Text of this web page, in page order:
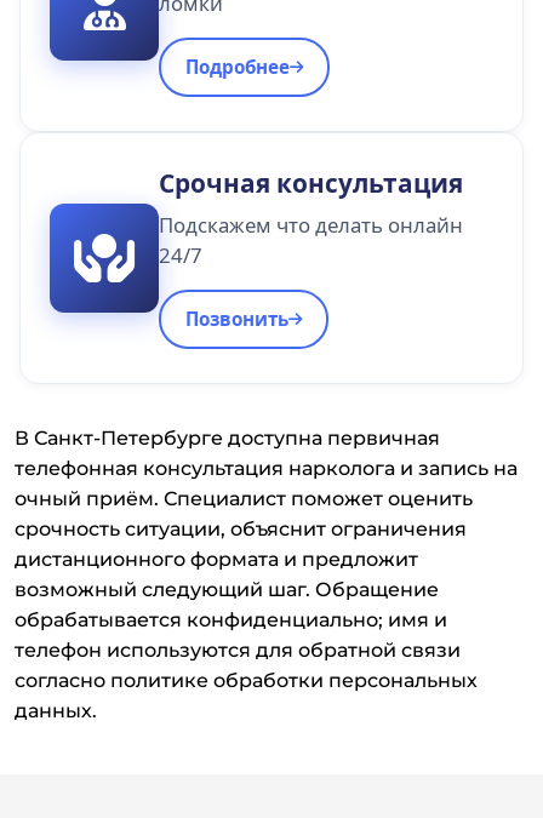
Подробнее
Срочная консультация
Подскажем что делать онлайн
24/7
Позвонить
В Санкт-Петербурге доступна первичная
телефонная консультация нарколога и запись на
очный приём. Специалист поможет оценить
срочность ситуации, объяснит ограничения
дистанционного формата и предложит
возможный следующий шаг. Обращение
обрабатывается конфиденциально; имя и
телефон используются для обратной связи
согласно политике обработки персональных
данных.